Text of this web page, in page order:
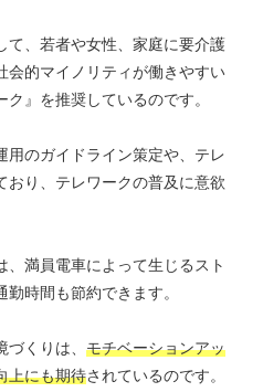
て、若者や女性、家庭に要介護
会的マイノリティが働きやすい
』を推奨しているのです。
用のガイドライン策定や、テレ
おり、テレワークの普及に意欲
、満員電車によって生じるスト
時間も節約できます。
づくりは、モチベーションアッ
上にも期待されているのです。